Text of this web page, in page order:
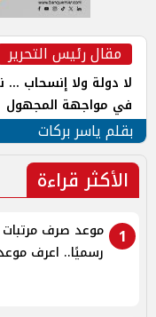
مقال رئيس التحرير
لا دولة ولا إنسحاب ...
في مواجهة المجهول
بقلم ياسر بركات
الأكثر قراءة
1
رسميًا.. اعرف